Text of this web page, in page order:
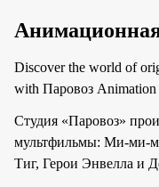
Discover the world of
with Паровоз Animation
Студия «Паровоз»
мультфильмы: Ми-ми-
Тиг, Герои Энвелла и